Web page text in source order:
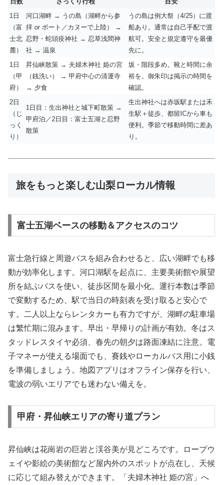
1日
（富
士北
麓）
河口湖畔 → うの島（湖畔から参
拝 or ボート／カヌーで上陸） →
忍野・蛇頭疫神社 → 忍草浅間神
社 → 温泉
うの島は例大祭（4/25）に渡
船あり。通常は自己手配で渡
航可。安全と規定遵守を最優
先に。
1日
（甲
府）
昇仙峡散策 → 夫婦木神社 姫の宮
（銭洗い） → 甲府中心の清運寺
→ 夕食
坂・階段多め。靴と時間に余
裕を。御朱印は掲示の時間を
確認。
2日
（じ
っく
り）
1日目：生出神社と城下町散策 →
甲府泊／2日目：富士五湖と忍野
散策
生出神社へは赤坂駅または禾
生駅＋徒歩、都留ICから車も
便利。季節で移動時間に差あ
り。
旅をもっと楽しむ山梨ローカル情報
富士五湖ベースの移動＆アクセスのコツ
富士急行線と周遊バスを組み合わせると、広い湖畔でも移
動が効率化します。河口湖駅を起点に、主要美術館や展望
所を結ぶバスを使い、徒歩区間を最小化。運行本数は季節
で変動するため、駅で当日の時刻表を受け取ると安心で
す。二人以上ならレンタカーも有力ですが、湖畔の駐車場
は繁忙期に混みます。早出・早帰りの計画が有効。冬はス
タッドレスタイヤ必須、春先の朝夕は路面凍結に注意。電
子マネーが使える場面でも、賽銭やローカルバス用に小銭
を準備しましょう。地図アプリはオフライン保存を行い、
電波の弱いエリアでも迷わない備えを。
甲府・昇仙峡エリアの寄り道プラン
昇仙峡は花崗岩の巨岩と渓谷美が見どころです。ロープウ
ェイや影絵の美術館など屋内外のスポットが点在し、天候
に応じて組み替えができます。「夫婦木神社 姫の宮」へ